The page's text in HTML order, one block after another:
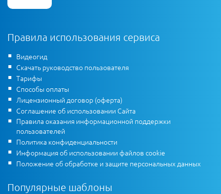
Правила использования сервиса
Видеогид
Скачать руководство пользователя
Тарифы
Способы оплаты
Лицензионный договор (оферта)
Соглашение об использовании Сайта
Правила оказания информационной поддержки
пользователей
Политика конфиденциальности
Информация об использовании файлов cookie
Положение об обработке и защите персональных данных
Популярные шаблоны